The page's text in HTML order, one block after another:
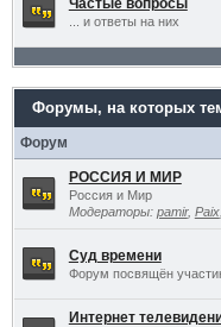
Частые вопросы
... и ответы на них
Форумы, на которых
Форум
РОССИЯ И МИР
Россия и Мир
Модераторы: pamir, Paix,
Суд времени
Форум посвящён
Интернет